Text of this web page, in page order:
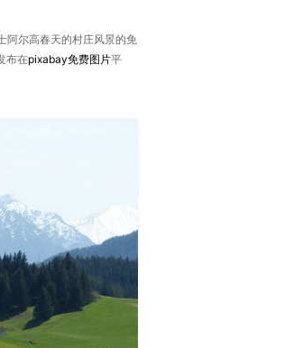
阿尔高春天的村庄风景的免
布在pixabay免费图片平